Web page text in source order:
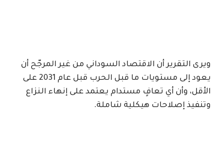
ويرى التقرير أن الاقتصاد السوداني من غير المرجّح أن
يعود إلى مستويات ما قبل الحرب قبل عام 2031 على
الأقل، وأن أي تعافٍ مستدام يعتمد على إنهاء النزاع
وتنفيذ إصلاحات هيكلية شاملة.